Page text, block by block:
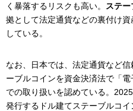
く暴落するリスクも高い。
ステ
拠として法定通貨などの裏付け
している。
なお、日本では、法定通貨など
ーブルコインを資金決済法で「
での取り扱いを認めている。
発行するドル建てステーブルコ